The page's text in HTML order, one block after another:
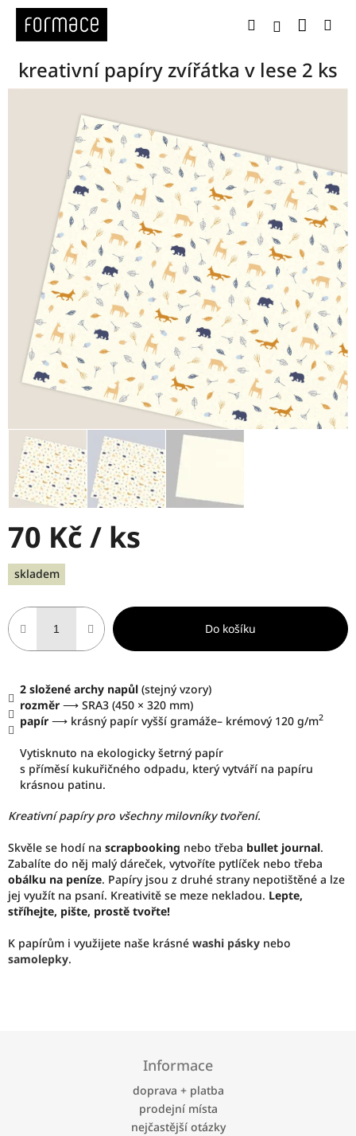
Přejít
obsah
HledatPřihlášení
kreativní papíry zvířátka v lese 2 ks
70 Kč / ks
Měrná
cena:
skladem
Do košíku
2 složené archy napůl (stejný vzory)
rozměr ⟶ SRA3 (450 × 320 mm)
papír ⟶ krásný papír vyšší gramáže–⁠ krémový 120 g/m2
Vytisknuto na ekologicky šetrný papír
s příměsí kukuřičného odpadu, který vytváří na papíru
krásnou patinu.
Kreativní papíry pro všechny milovníky tvoření.
Skvěle se hodí na scrapbooking nebo třeba bullet journal.
Zabalíte do něj malý dáreček, vytvoříte pytlíček nebo třeba
obálku na peníze. Papíry jsou z druhé strany nepotištěné a lze
jej využít na psaní. Kreativitě se meze nekladou. Lepte,
stříhejte, pište, prostě tvořte!
K papírům i využijete naše krásné washi pásky nebo
samolepky.
Informace
doprava + platba
prodejní místa
nejčastější otázky